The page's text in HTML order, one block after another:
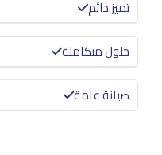
تميز دائم
حلول متكاملة
صيانة عامة